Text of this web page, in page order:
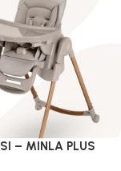
– MINLA PLUS